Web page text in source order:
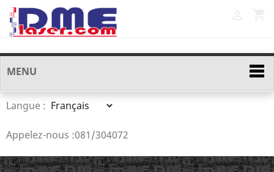
MENU
Langue :
Appelez-nous :081/304072